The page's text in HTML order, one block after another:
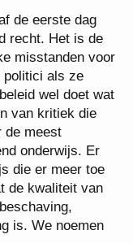
de eerste dag
recht. Het is de
misstanden voor
politici als ze
wel doet wat
van kritiek die
de meest
onderwijs. Er
die er meer toe
de kwaliteit van
is. We noemen